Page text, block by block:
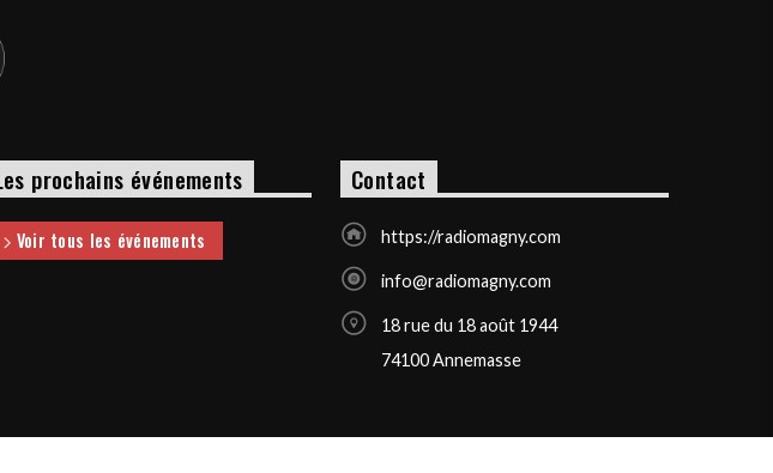
prochains événements
Voir tous les événements
Contact
https://radiomagny.com
info@radiomagny.com
18 rue du 18 août 1944
74100 Annemasse